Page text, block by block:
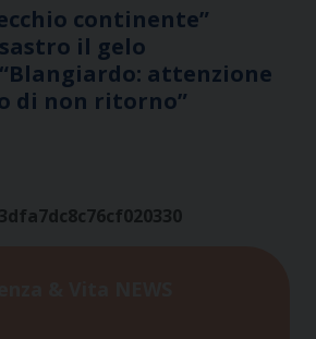
continente”
il gelo
attenzione
di non ritorno”